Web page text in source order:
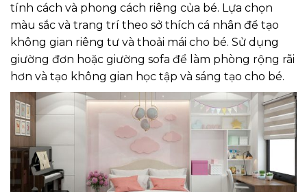
tính cách và phong cách riêng của bé. Lựa chọn
màu sắc và trang trí theo sở thích cá nhân để tạo
không gian riêng tư và thoải mái cho bé. Sử dụng
giường đơn hoặc giường sofa để làm phòng rộng rãi
hơn và tạo không gian học tập và sáng tạo cho bé.